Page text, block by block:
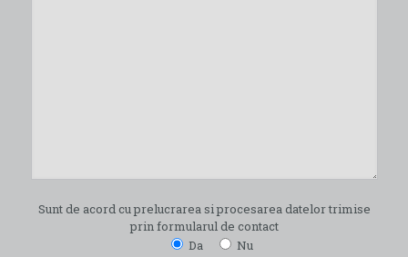
Sunt de acord cu prelucrarea si procesarea datelor trimise
prin formularul de contact
Da
Nu